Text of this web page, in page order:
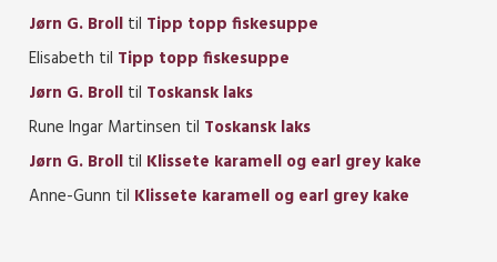
Jørn G. Broll til Tipp topp fiskesuppe
Elisabeth til Tipp topp fiskesuppe
Jørn G. Broll til Toskansk laks
Rune Ingar Martinsen til Toskansk laks
Jørn G. Broll til Klissete karamell og earl grey kake
Anne-Gunn til Klissete karamell og earl grey kake